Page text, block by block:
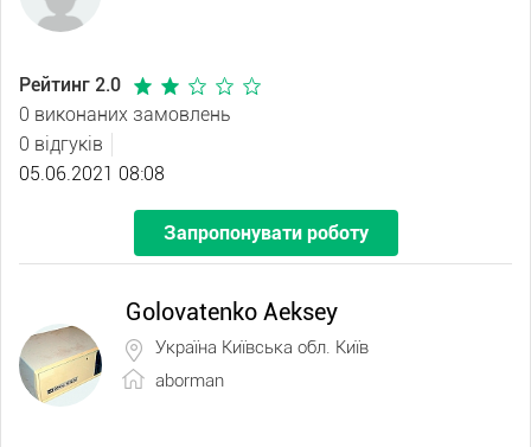
Рейтинг 2.0
0 виконаних замовлень
0 відгуків
05.06.2021 08:08
Запропонувати роботу
Golovatenko Aeksey
Україна Київська обл. Київ
aborman